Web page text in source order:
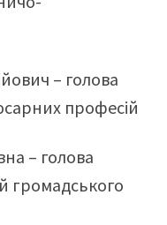
– голова
професій
– голова
громадського